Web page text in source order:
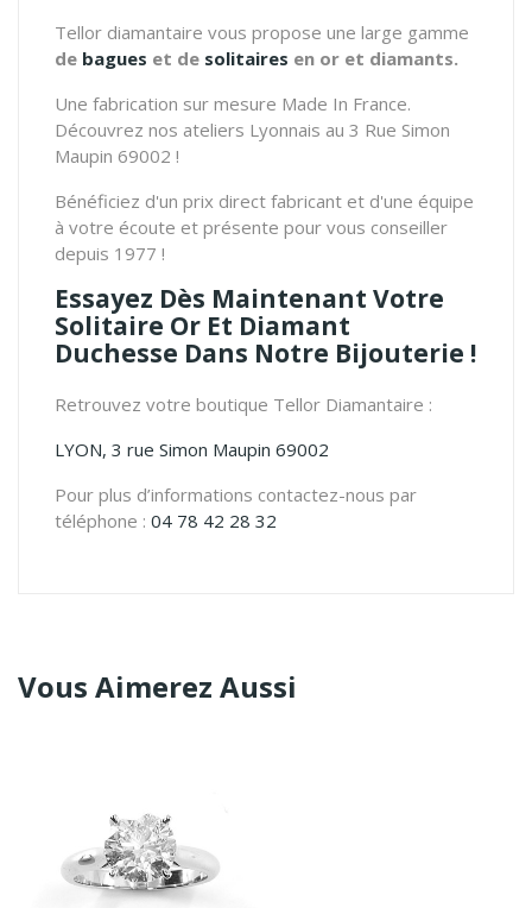
Tellor diamantaire vous propose une large gamme
de bagues et de solitaires en or et diamants.
Une fabrication sur mesure Made In France.
Découvrez nos ateliers Lyonnais au 3 Rue Simon
Maupin 69002 !
Bénéficiez d'un prix direct fabricant et d'une équipe
à votre écoute et présente pour vous conseiller
depuis 1977 !
Essayez Dès Maintenant Votre
Solitaire Or Et Diamant
Duchesse Dans Notre Bijouterie !
Retrouvez votre boutique Tellor Diamantaire :
LYON, 3 rue Simon Maupin 69002
Pour plus d’informations contactez-nous par
téléphone : 04 78 42 28 32
Vous Aimerez Aussi